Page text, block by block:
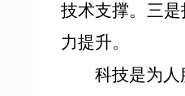
技术支撑。三
力提升。
科技是为